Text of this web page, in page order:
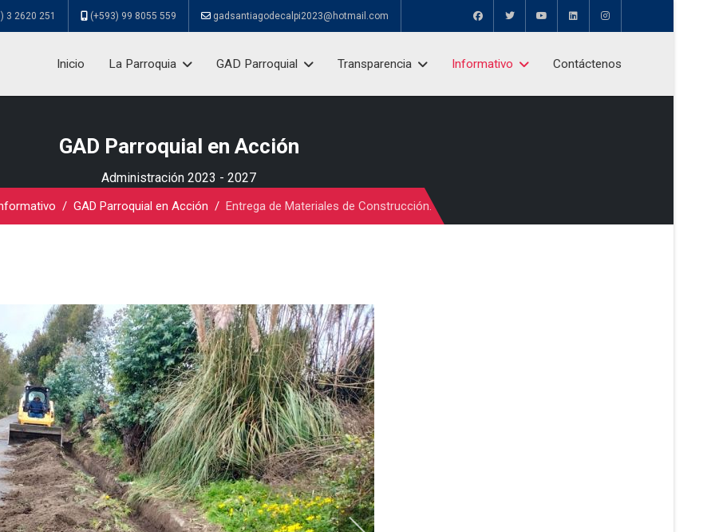
3 2620 251 (+593) 99 8055 559 gadsantiagodecalpi2023@hotmail.com
Inicio La Parroquia GAD Parroquial Transparencia Informativo Contáctenos
GAD Parroquial en Acción
Administración 2023 - 2027
GAD Parroquial en Acción Entrega de Materiales de Construcción.